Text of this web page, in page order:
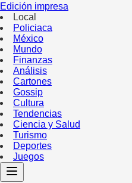
Edición impresa
Local
Policiaca
México
Mundo
Finanzas
Análisis
Cartones
Gossip
Cultura
Tendencias
Ciencia y Salud
Turismo
Deportes
Juegos